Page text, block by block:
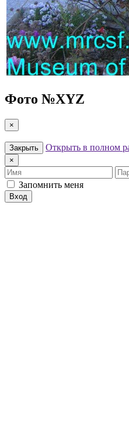
Фото №XYZ
×
Закрыть Открыть в полном
×
Имя
Запомнить меня
Вход